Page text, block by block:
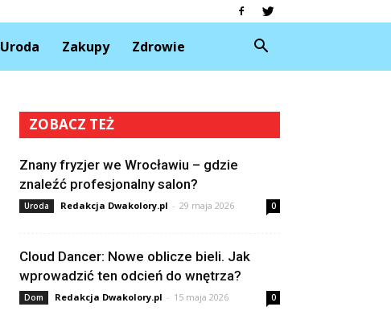
Uroda Zakupy Zdrowie
ZOBACZ TEŻ
Znany fryzjer we Wrocławiu – gdzie
znaleźć profesjonalny salon?
Uroda Redakcja Dwakolory.pl - 29 maja 2026 0
Cloud Dancer: Nowe oblicze bieli. Jak
wprowadzić ten odcień do wnętrza?
Dom Redakcja Dwakolory.pl - 15 maja 2026 0